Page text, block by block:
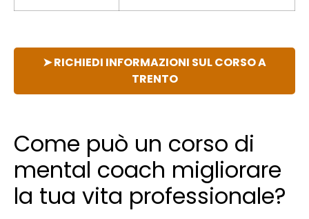
➤ RICHIEDI INFORMAZIONI SUL CORSO A
TRENTO
Come può un corso di
mental coach migliorare
la tua vita professionale?